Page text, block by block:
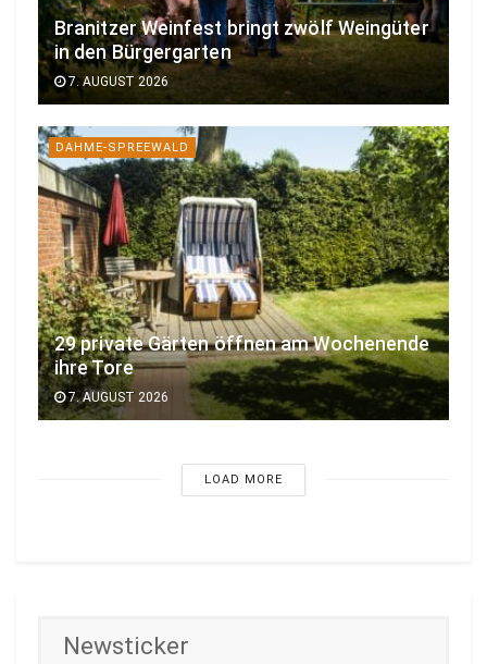
Branitzer Weinfest bringt zwölf Weingüter
in den Bürgergarten
7. AUGUST 2026
DAHME-SPREEWALD
29 private Gärten öffnen am Wochenende
ihre Tore
7. AUGUST 2026
LOAD MORE
Newsticker